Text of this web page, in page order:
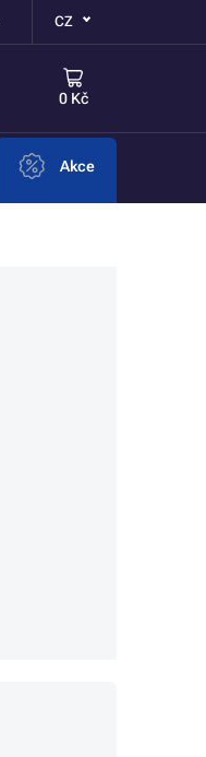
CZ
0 Kč
Akce